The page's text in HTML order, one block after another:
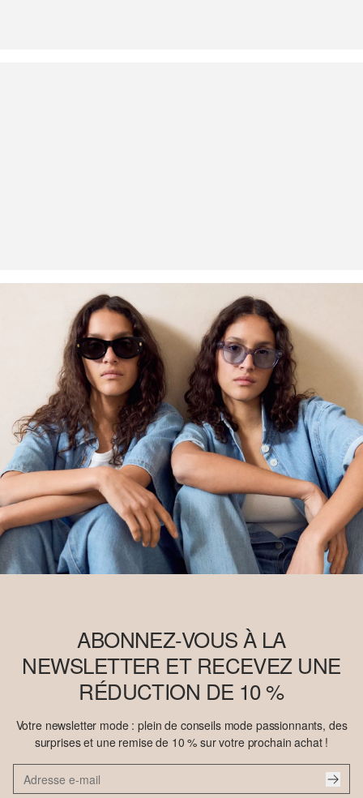
ABONNEZ-VOUS À LA
NEWSLETTER ET RECEVEZ UNE
RÉDUCTION DE 10 %
Votre newsletter mode : plein de conseils mode passionnants, des
surprises et une remise de 10 % sur votre prochain achat !